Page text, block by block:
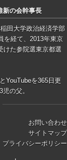
新の会幹事長
田大学政治経済学部
を経て、2013年東京
けた参院選東京都選
YouTubeを365日更
の父。
お問い合わせ
サイトマップ
プライバシーポリシー